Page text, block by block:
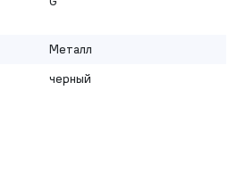
Металл
черный